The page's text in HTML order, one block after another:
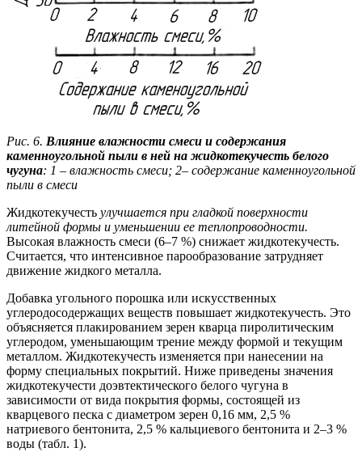
Рис. 6. Влияние влажности смеси и содержания
каменноугольной пыли в ней на жидкотекучесть белого
чугуна: 1 – влажность смеси; 2– содержание каменноугольной
пыли в смеси
Жидкотекучесть улучшается при гладкой поверхности
литейной формы и уменьшении ее теплопроводности.
Высокая влажность смеси (6–7 %) снижает жидкотекучесть.
Считается, что интенсивное парообразование затрудняет
движение жидкого металла.
Добавка угольного порошка или искусственных
углеродосодержащих веществ повышает жидкотекучесть. Это
объясняется плакированием зерен кварца пиролитическим
углеродом, уменьшающим трение между формой и текущим
металлом. Жидкотекучесть изменяется при нанесении на
форму специальных покрытий. Ниже приведены значения
жидкотекучести доэвтектического белого чугуна в
зависимости от вида покрытия формы, состоящей из
кварцевого песка с диаметром зерен 0,16 мм, 2,5 %
натриевого бентонита, 2,5 % кальциевого бентонита и 2–3 %
воды (табл. 1).